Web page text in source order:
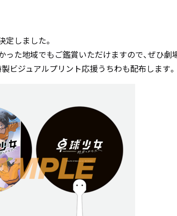
定しました。
った地域でもご鑑賞いただけますので、ぜひ劇
ビジュアルプリント応援うちわも配布します。